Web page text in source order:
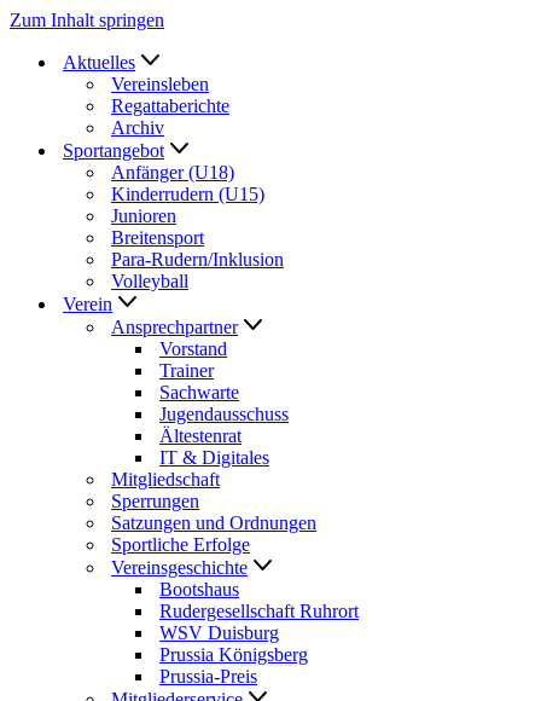
Zum Inhalt springen
Aktuelles
Vereinsleben
Regattaberichte
Archiv
Sportangebot
Anfänger (U18)
Kinderrudern (U15)
Junioren
Breitensport
Para-Rudern/Inklusion
Volleyball
Verein
Ansprechpartner
Vorstand
Trainer
Sachwarte
Jugendausschuss
Ältestenrat
IT & Digitales
Mitgliedschaft
Sperrungen
Satzungen und Ordnungen
Sportliche Erfolge
Vereinsgeschichte
Bootshaus
Rudergesellschaft Ruhrort
WSV Duisburg
Prussia Königsberg
Prussia-Preis